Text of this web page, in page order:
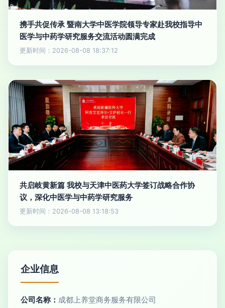
携手共促传承 暨南大学中医学院领导专家赴我校指导中
医学与中药学研究服务交流活动圆满完成
更新时间：2026-08-08 18:37:12
共启岐黄新篇 我校与天津中医药大学签订战略合作协
议，深化中医学与中药学研究服务
更新时间：2026-08-08 13:18:53
企业信息
公司名称： 成都上养堂商务服务有限公司